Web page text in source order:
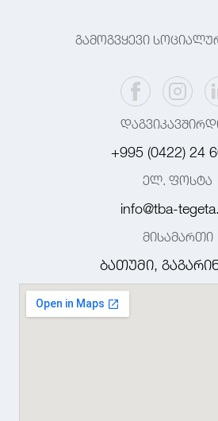
გამოგვყევი
+995 (0422) 24
ელ. ფოსტა
info@tba-
მისამართი
ბათუმი,